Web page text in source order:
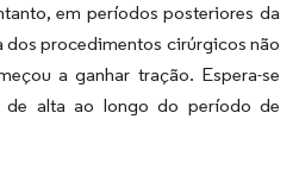
em períodos posteriores da
dos procedimentos cirúrgicos não
a ganhar tração. Espera-se
de alta ao longo do período de